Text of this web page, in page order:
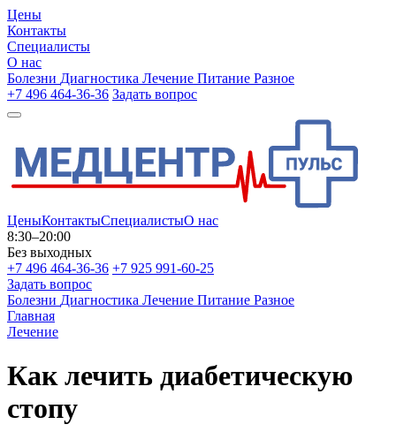
Цены
Контакты
Специалисты
О нас
Болезни Диагностика Лечение Питание Разное
+7 496 464-36-36 Задать вопрос
ЦеныКонтактыСпециалистыО нас
8:30–20:00
Без выходных
+7 496 464-36-36 +7 925 991-60-25
Задать вопрос
Болезни Диагностика Лечение Питание Разное
Главная
Лечение
Как лечить диабетическую
стопу